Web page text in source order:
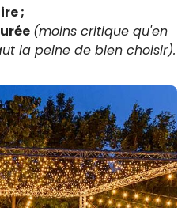
;
(moins critique qu'en
la peine de bien choisir).